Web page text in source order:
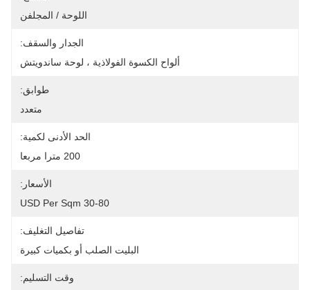
اللوحة / المجلفن
الجدار والسقف:
ألواح الكسوة الفولاذية ، لوحة ساندويتش
طوابق:
متعدد
الحد الأدنى لكمية:
200 مترا مربعا
الأسعار:
30-80 USD Per Sqm
تفاصيل التغليف:
البليت الصلب أو بكميات كبيرة
وقت التسليم: